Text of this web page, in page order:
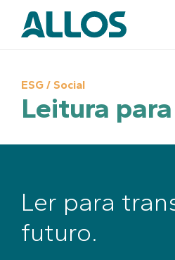
content
ESG / Social
Leitura
Ler para
futuro.